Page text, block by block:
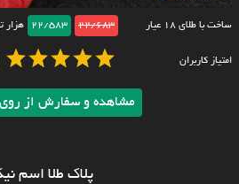
ساخت با طلای ۱۸ عیار 22/683
22/583 هزار
امتیاز کاربران
مشاهده و سفارش از روی
پلاک طلا اسم